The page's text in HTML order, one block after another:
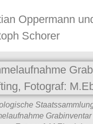
Oppermann
Schorer
Grabinventar